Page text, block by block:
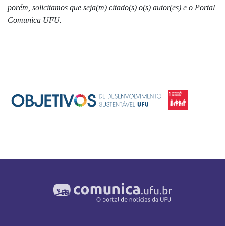
porém, solicitamos que seja(m) citado(s) o(s) autor(es) e o Portal
Comunica UFU.